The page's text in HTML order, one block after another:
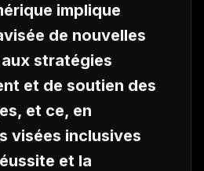
implique
de nouvelles
stratégies
et de soutien des
et ce, en
visées inclusives
et la